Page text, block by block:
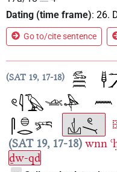
Dating (time frame): 26.
Go to/cite sentence
SAT 19, 17-18
SAT 19, 17-18 wnn
ḏw-qd